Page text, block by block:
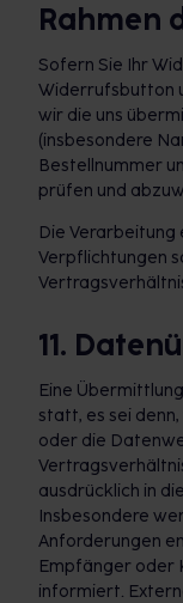
Rahmen
Sofern Sie Ihr
Widerrufsbutton
wir die uns
(insbesondere
Bestellnummer
prüfen und
Die
Verpflichtungen
11.
Eine
statt, es sei
oder die
ausdrücklich in
Insbesondere
Anforderungen
Empfänger oder
informiert.